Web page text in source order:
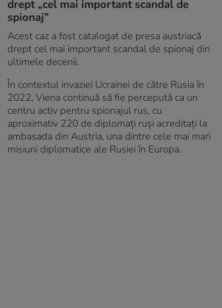
drept „cel mai important scandal de
spionaj”
Acest caz a fost catalogat de presa austriacă
drept cel mai important scandal de spionaj din
ultimele decenii.
În contextul invaziei Ucrainei de către Rusia în
2022, Viena continuă să fie percepută ca un
centru activ pentru spionajul rus, cu
aproximativ 220 de diplomați ruși acreditați la
ambasada din Austria, una dintre cele mai mari
misiuni diplomatice ale Rusiei în Europa.